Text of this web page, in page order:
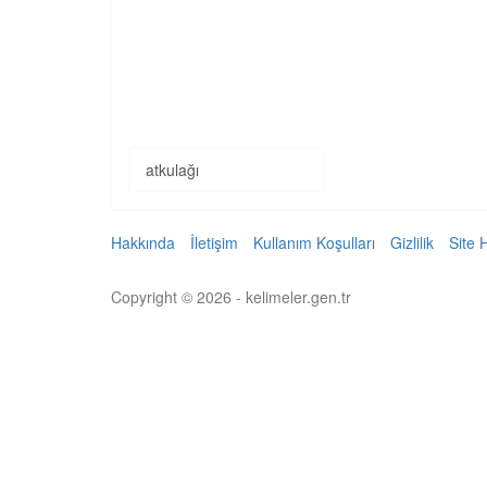
atkulağı
Hakkında İletişim Kullanım Koşulları Gizlilik Site
Copyright © 2026 - kelimeler.gen.tr